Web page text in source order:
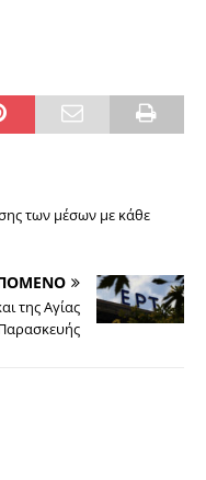
των μέσων με κάθε
της Αγίας